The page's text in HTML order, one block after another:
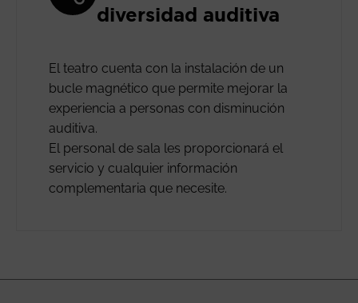
diversidad auditiva
El teatro cuenta con la instalación de un
bucle magnético que permite mejorar la
experiencia a personas con disminución
auditiva.
El personal de sala les proporcionará el
servicio y cualquier información
complementaria que necesite.